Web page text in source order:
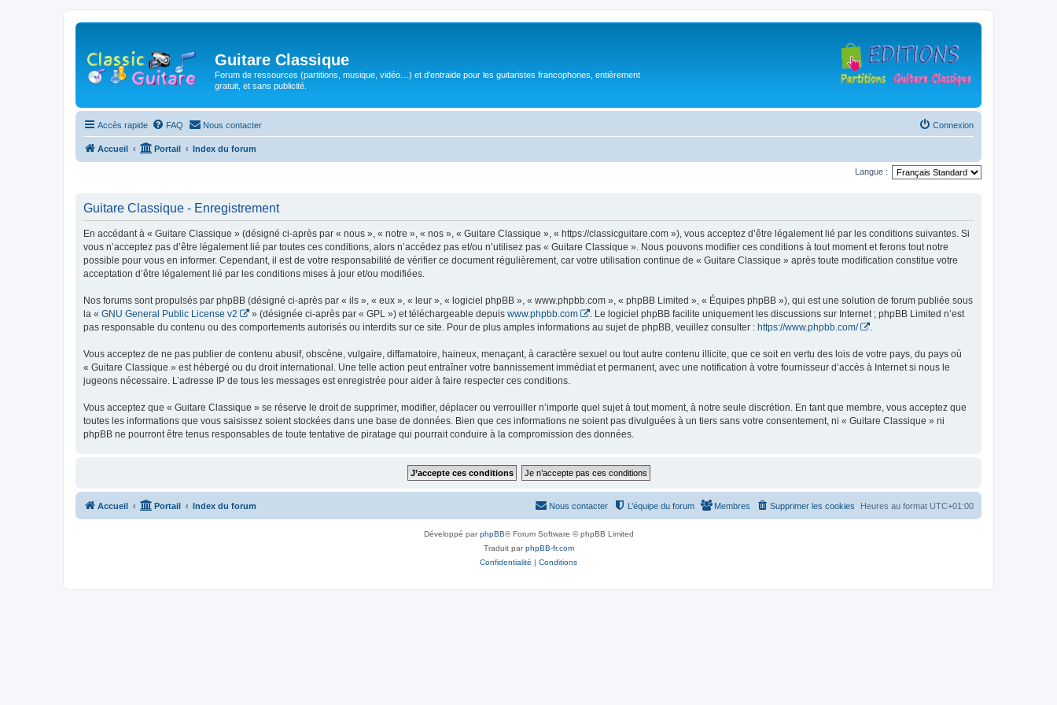
Guitare Classique
Forum de ressources (partitions, musique, vidéo…) et d'entraide pour les guitaristes francophones, entièrement
gratuit, et sans publicité.
Accès rapide FAQ Nous contacter Connexion
Accueil Portail Index du forum
Langue :
Guitare Classique - Enregistrement
En accédant à « Guitare Classique » (désigné ci-après par « nous », « notre », « nos », « Guitare Classique », « https://classicguitare.com »), vous acceptez d’être légalement lié par les conditions suivantes. Si
vous n’acceptez pas d’être légalement lié par toutes ces conditions, alors n’accédez pas et/ou n’utilisez pas « Guitare Classique ». Nous pouvons modifier ces conditions à tout moment et ferons tout notre
possible pour vous en informer. Cependant, il est de votre responsabilité de vérifier ce document régulièrement, car votre utilisation continue de « Guitare Classique » après toute modification constitue votre
acceptation d’être légalement lié par les conditions mises à jour et/ou modifiées.
Nos forums sont propulsés par phpBB (désigné ci-après par « ils », « eux », « leur », « logiciel phpBB », « www.phpbb.com », « phpBB Limited », « Équipes phpBB »), qui est une solution de forum publiée sous
la « GNU General Public License v2 » (désignée ci-après par « GPL ») et téléchargeable depuis www.phpbb.com
. Le logiciel phpBB facilite uniquement les discussions sur Internet ; phpBB Limited n’est
pas responsable du contenu ou des comportements autorisés ou interdits sur ce site. Pour de plus amples informations au sujet de phpBB, veuillez consulter : https://www.phpbb.com/ .
Vous acceptez de ne pas publier de contenu abusif, obscène, vulgaire, diffamatoire, haineux, menaçant, à caractère sexuel ou tout autre contenu illicite, que ce soit en vertu des lois de votre pays, du pays où
« Guitare Classique » est hébergé ou du droit international. Une telle action peut entraîner votre bannissement immédiat et permanent, avec une notification à votre fournisseur d’accès à Internet si nous le
jugeons nécessaire. L’adresse IP de tous les messages est enregistrée pour aider à faire respecter ces conditions.
Vous acceptez que « Guitare Classique » se réserve le droit de supprimer, modifier, déplacer ou verrouiller n’importe quel sujet à tout moment, à notre seule discrétion. En tant que membre, vous acceptez que
toutes les informations que vous saisissez soient stockées dans une base de données. Bien que ces informations ne soient pas divulguées à un tiers sans votre consentement, ni « Guitare Classique » ni
phpBB ne pourront être tenus responsables de toute tentative de piratage qui pourrait conduire à la compromission des données.
Accueil Portail Index du forum Heures au format UTC+01:00
Supprimer les cookies
Membres
L’équipe du forum
Nous contacter
Développé parphpBB® Forum Software © phpBB Limited
Traduit parphpBB-fr.com
Confidentialité | Conditions